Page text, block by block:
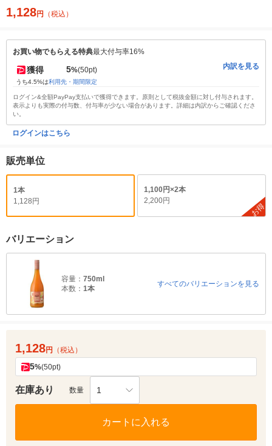
1,128円 （税込）
お買い物でもらえる特典最大付与率16%
獲得 5%(50pt)
うち4.5%は利用先・期間限定
内訳を見る
ログイン&全額PayPay支払いで獲得できます。原則として税抜金額に対し付与されます。
表示よりも実際の付与数、付与率が少ない場合があります。詳細は内訳からご確認くださ
い。
ログインはこちら
販売単位
1本
1,128円
1,100円×2本
2,200円
お得
バリエーション
容量： 750ml
本数： 1本
すべてのバリエーションを見る
1,128円 （税込）
5%(50pt)
在庫あり 数量 1
カートに入れる